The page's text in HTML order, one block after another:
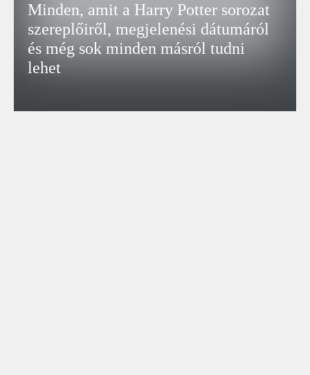
Minden, amit a Harry Potter sorozat
szereplőiről, megjelenési dátumáról
és még sok minden másról tudni
lehet